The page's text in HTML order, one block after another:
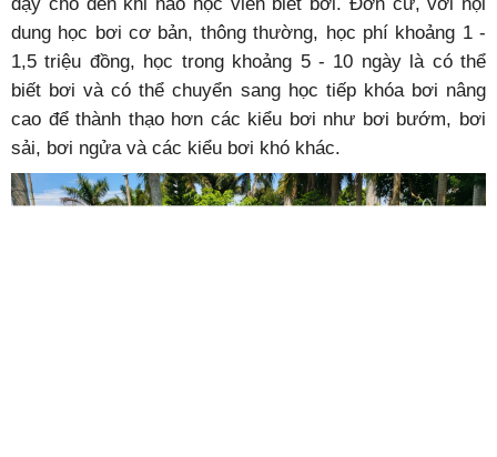
dung học bơi cơ bản, thông thường, học phí khoảng 1 -
1,5 triệu đồng, học trong khoảng 5 - 10 ngày là có thể
biết bơi và có thể chuyển sang học tiếp khóa bơi nâng
cao để thành thạo hơn các kiểu bơi như bơi bướm, bơi
sải, bơi ngửa và các kiểu bơi khó khác.